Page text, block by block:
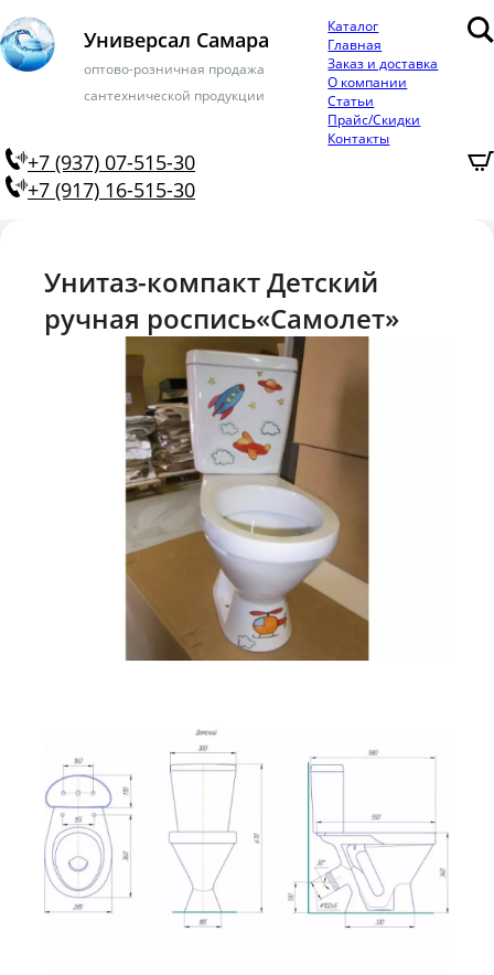
Универсал Самара
оптово-розничная продажа
сантехнической продукции
Каталог
Главная
Заказ и доставка
О компании
Статьи
Прайс/Скидки
Контакты
+7 (937) 07-515-30
+7 (917) 16-515-30
Унитаз-компакт Детский
ручная роспись«Самолет»